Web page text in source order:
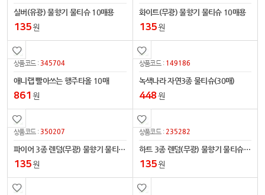
실버(유광) 물향기 물티슈 10매용
135원
화이트(무광) 물향기 물티슈 10매용
135원
상품코드 :345704
애니랩 빨아쓰는 행주타올 10매
861 원
상품코드 : 149186
녹색나라 자연3종 물티슈(30매)
448원
상품코드 :350207
파이어 3종 렌덤(무광) 물향기 물티슈 10매용
135원
상품코드 : 235282
하트 3종 렌덤(무광) 물향기 물티슈 10매용
135원